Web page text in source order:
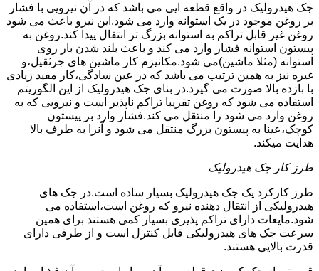
جک هیدرولیک در واقع قطعه ایی می باشد که در آن نیرویی با فشار
بر روغن موجود در یک استوانه وارد می شود.این نیرو باعث می شود
روغن غیر قابل تراکم به استوانه بزرگ تر انتقال پیدا کند.روغن به
پیستون استوانه فشار وارد می کند و باعث بلند شدن بار روی
استوانه (مثلا ماشین)می شود.مکانیزم کار ماشین های جرثقیل،و
غیره نیز به همین ترتیب می باشد که در عین سادگی،کار مفید زیادی
با بازده بالا صورت می گیرد.در بنای جک هیدرولیک از این الگوریتم
استفاده می شود که روغن تقریبا تراکم ناپذیر است و نیرویی که به
روغن وارد می شود را منتقل می کند.فشار وارد بر پیستون
کوچک،عینا به پیستون بزرگ منتقل می شود و آنرا به طرف بالا
هدایت میکند.
طرز کار جک هیدرولیک
طرز کارکرد یک جک هیدرولیک بسیار ساده است.در جک های
هیدرولیکی از انتقال دهنده نیرو که روغن است،استفاده می
شود.مایعات دارای تراکم پذیری بسیار کمی هستند برای همین
سرعت جک های هیدرولیکی قابل کنترل است و از طرفی دارای
قدرت بالایی هستند.